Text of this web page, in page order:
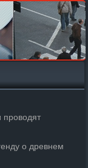
проводят
о древнем